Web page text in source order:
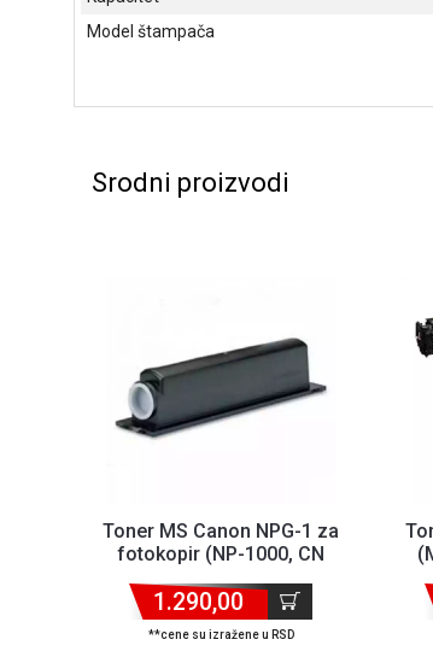
Model štampača
Srodni proizvodi
Toner MS Canon NPG-1 za
fotokopir (NP-1000, CN
1.290,00
**cene su izražene u RSD